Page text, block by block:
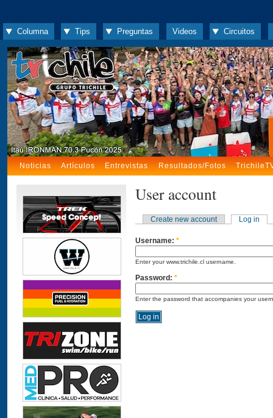
Columna Tips Preguntas Videos Circuitos
Noticias Artículos Entrevistas Resultados/Fotos
User account
Create new account Log in
Username: *
Enter your www.trichile.cl username.
Password: *
Enter the password that accompanies your